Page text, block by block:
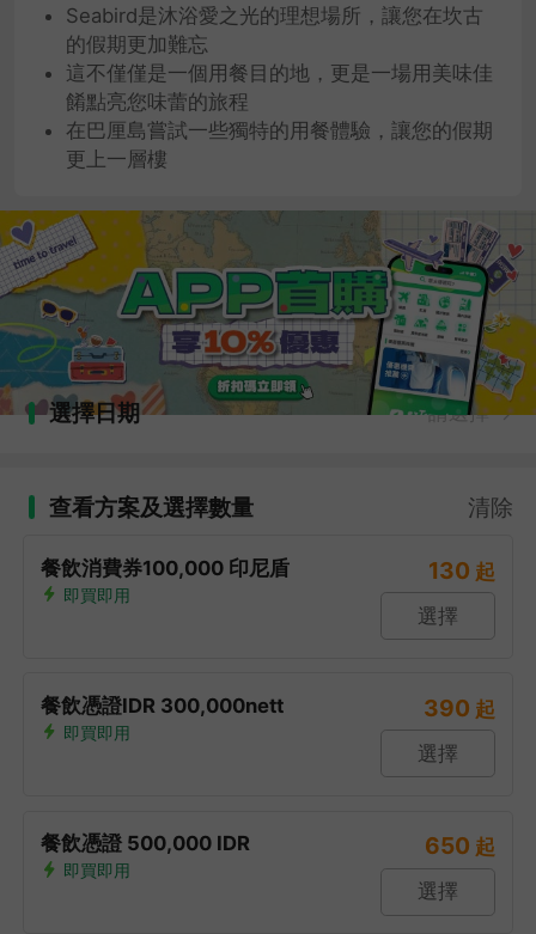
Seabird是沐浴愛之光的理想場所，讓您在坎古
的假期更加難忘
這不僅僅是一個用餐目的地，更是一場用美味佳
餚點亮您味蕾的旅程
在巴厘島嘗試一些獨特的用餐體驗，讓您的假期
更上一層樓
選擇日期 請選擇
查看方案及選擇數量 清除
餐飲消費券100,000 印尼盾
即買即用
130 起
選擇
餐飲憑證IDR 300,000nett
即買即用
390 起
選擇
餐飲憑證 500,000 IDR
即買即用
650 起
選擇